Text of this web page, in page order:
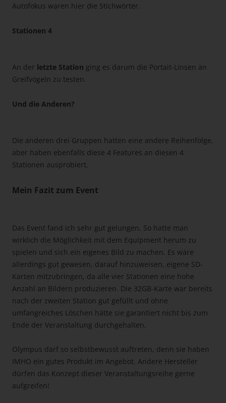
Autofokus waren hier die Stichwörter.
Stationen 4
An der letzte Station ging es darum die Portait-Linsen an
Greifvögeln zu testen.
Und die Anderen?
Die anderen drei Gruppen hatten eine andere Reihenfolge,
aber haben ebenfalls diese 4 Features an diesen 4
Stationen ausprobiert.
Mein Fazit zum Event
Das Event fand ich sehr gut gelungen. So hatte man
wirklich die Möglichkeit mit dem Equipment herum zu
spielen und sich ein eigenes Bild zu machen. Es wäre
allerdings gut gewesen, darauf hinzuweisen, eigene SD-
Karten mitzubringen, da alle vier Stationen eine hohe
Anzahl an Bildern produzieren. Die 32GB-Karte war bereits
nach der zweiten Station gut gefüllt und ohne
umfangreiches Löschen hätte sie garantiert nicht bis zum
Ende der Veranstaltung durchgehalten.
Olympus darf so selbstbewusst auftreten, denn sie haben
IMHO ein gutes Produkt im Angebot. Andere Hersteller
dürfen das Konzept dieser Veranstaltungsreihe gerne
aufgreifen!